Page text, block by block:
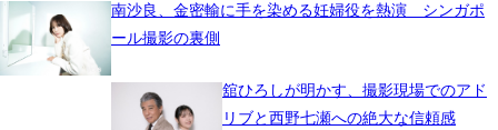
南沙良、金密輸に手を染める妊婦役を熱演 シンガポ
ール撮影の裏側
舘ひろしが明かす、撮影現場でのアド
リブと西野七瀬への絶大な信頼感